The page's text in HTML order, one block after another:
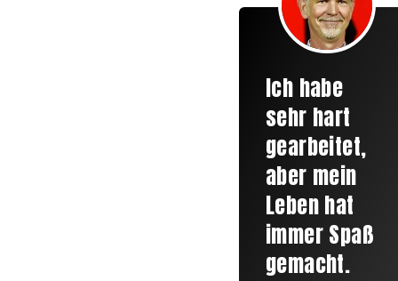
Ich habe
sehr hart
gearbeitet,
aber mein
Leben hat
immer Spaß
gemacht.